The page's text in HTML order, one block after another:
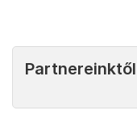
Partnereinktől